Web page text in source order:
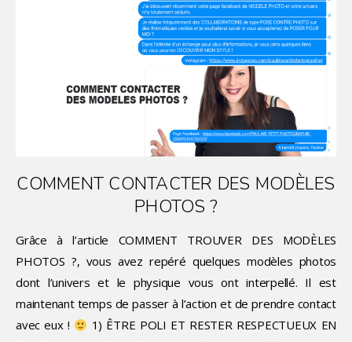
COMMENT CONTACTER DES MODÈLES
PHOTOS ?
Grâce à l’article COMMENT TROUVER DES MODÈLES
PHOTOS ?, vous avez repéré quelques modèles photos
dont l’univers et le physique vous ont interpellé. Il est
maintenant temps de passer à l’action et de prendre contact
avec eux !
1) ÊTRE POLI ET RESTER RESPECTUEUX EN